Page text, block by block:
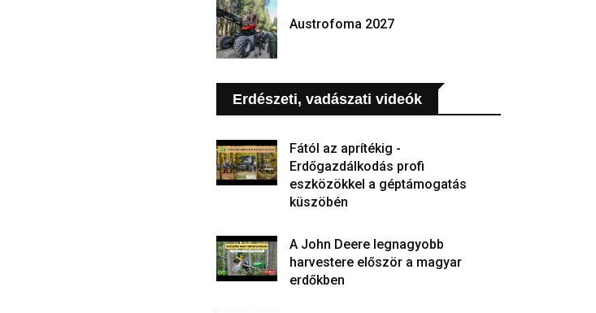
Austrofoma 2027
Erdészeti, vadászati videók
Fától az aprítékig -
Erdőgazdálkodás profi
eszközökkel a géptámogatás
küszöbén
A John Deere legnagyobb
harvestere először a magyar
erdőkben